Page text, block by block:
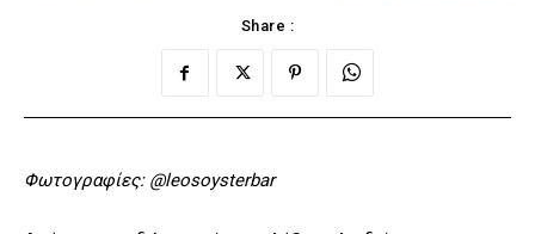
Share :
Φωτογραφίες: @leosoysterbar